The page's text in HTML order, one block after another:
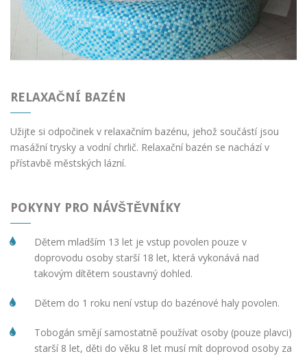
RELAXAČNÍ BAZÉN
Užijte si odpočinek v relaxačním bazénu, jehož součástí jsou
masážní trysky a vodní chrlič. Relaxační bazén se nachází v
přístavbě městských lázní.
POKYNY PRO NÁVŠTĚVNÍKY
Dětem mladším 13 let je vstup povolen pouze v
doprovodu osoby starší 18 let, která vykonává nad
takovým dítětem soustavný dohled.
Dětem do 1 roku není vstup do bazénové haly povolen.
Tobogán smějí samostatně používat osoby (pouze plavci)
starší 8 let, děti do věku 8 let musí mít doprovod osoby za